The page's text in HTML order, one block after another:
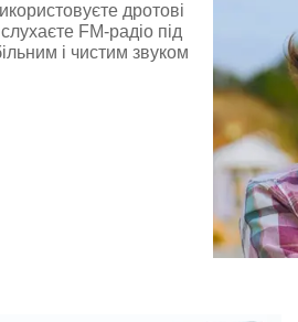
дротові
FM-радіо під
і чистим звуком